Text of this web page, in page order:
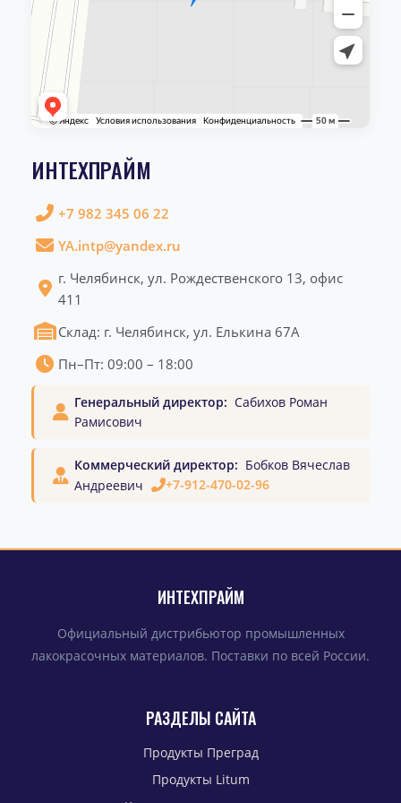
ИНТЕХПРАЙМ
+7 982 345 06 22
YA.intp@yandex.ru
г. Челябинск, ул. Рождественского 13, офис
411
Склад: г. Челябинск, ул. Елькина 67А
Пн–Пт: 09:00 – 18:00
Генеральный директор: Сабихов Роман
Рамисович
Коммерческий директор: Бобков Вячеслав
Андреевич
+7-912-470-02-96
ИНТЕХПРАЙМ
Официальный дистрибьютор промышленных
лакокрасочных материалов. Поставки по всей России.
РАЗДЕЛЫ САЙТА
Продукты Преград
Продукты Litum